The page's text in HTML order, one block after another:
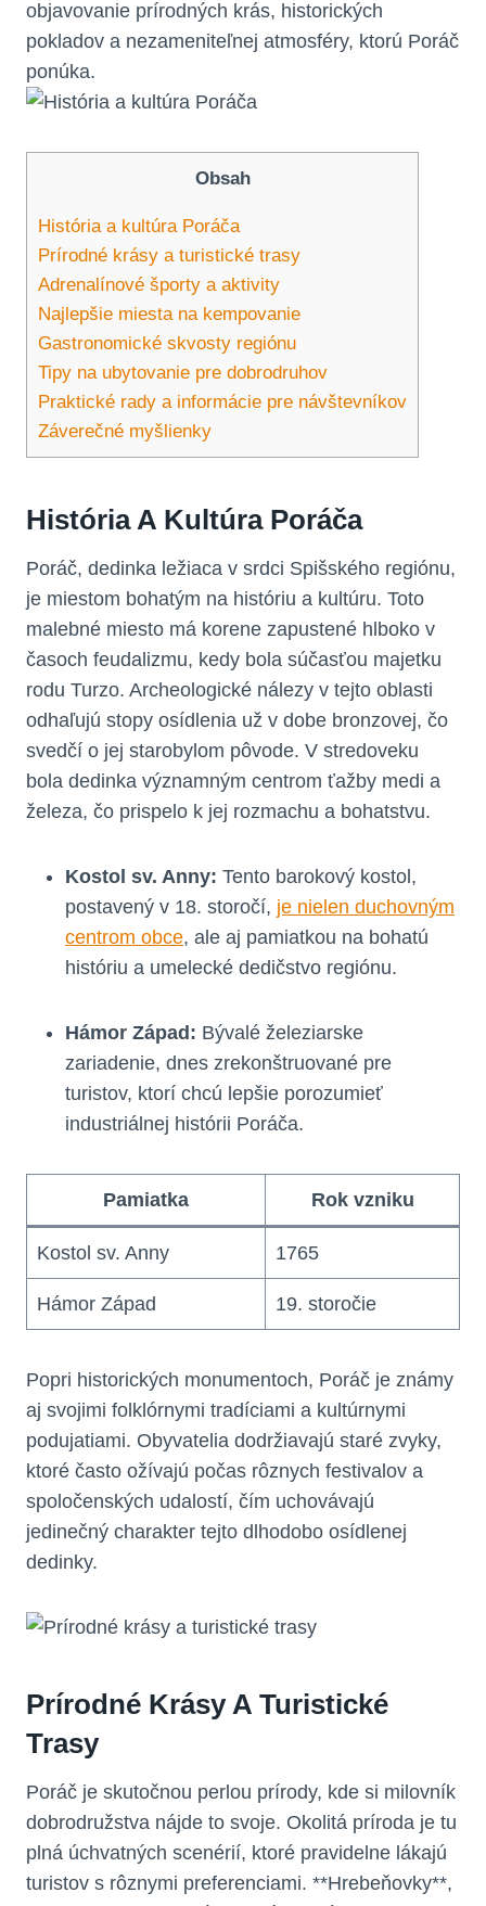
objavovanie prírodných krás, historických⁤
pokladov a nezameniteľnej atmosféry, ktorú Poráč
ponúka.
Obsah
História a kultúra Poráča
Prírodné krásy a turistické trasy
Adrenalínové ‌športy a aktivity
Najlepšie miesta na kempovanie
Gastronomické skvosty regiónu
Tipy na ubytovanie ​pre dobrodruhov
Praktické rady a informácie pre návštevníkov
Záverečné myšlienky
História A Kultúra Poráča
Poráč, dedinka ⁢ležiaca v srdci‌ Spišského ​regiónu,
je miestom bohatým na⁤ históriu a kultúru. Toto
malebné miesto má korene zapustené⁣ hlboko v
časoch ‍feudalizmu, kedy ⁣bola súčasťou ⁢majetku
rodu Turzo. Archeologické nálezy⁤ v tejto oblasti
odhaľujú stopy ​osídlenia už v dobe bronzovej,‍ čo
⁣svedčí o jej starobylom pôvode. V stredoveku
bola dedinka významným centrom⁢ ťažby medi​ a
železa, čo prispelo k jej rozmachu a bohatstvu.
Kostol sv. Anny: Tento barokový kostol,
postavený v 18. storočí, ‍ je nielen duchovným
centrom obce, ale ‌aj pamiatkou na bohatú
históriu a umelecké dedičstvo regiónu.
Hámor Západ: Bývalé železiarske
zariadenie,⁢ dnes ⁣zrekonštruované pre
turistov, ktorí​ chcú lepšie porozumieť
industriálnej histórii Poráča.
Pamiatka Rok vzniku
Kostol sv. Anny 1765
Hámor Západ 19. storočie
Popri historických monumentoch, Poráč je známy
aj svojimi folklórnymi tradíciami a kultúrnymi
podujatiami. Obyvatelia dodržiavajú staré zvyky,
ktoré často​ ožívajú počas rôznych festivalov a
spoločenských ⁤udalostí, čím uchovávajú
jedinečný charakter tejto dlhodobo osídlenej
dedinky.
Prírodné Krásy A Turistické
Trasy
Poráč je skutočnou perlou⁤ prírody, kde si milovník
dobrodružstva nájde to svoje. Okolitá príroda je tu
plná ‌úchvatných scenérií, ktoré pravidelne lákajú
turistov s rôznymi preferenciami.⁢ **Hrebeňovky**,